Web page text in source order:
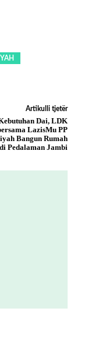
Artikulli tjetër
Dai, LDK
LazisMu PP
Bangun Rumah
Pedalaman Jambi